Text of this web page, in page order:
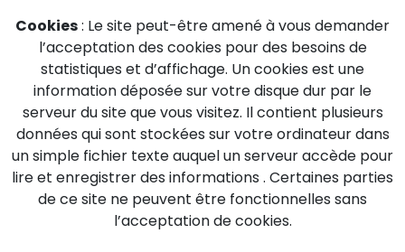
Cookies: Le site peut-être amené à vous demander
l’acceptation des cookies pour des besoins de
statistiques et d’affichage. Un cookies est une
information déposée sur votre disque dur par le
serveur du site que vous visitez. Il contient plusieurs
données qui sont stockées sur votre ordinateur dans
un simple fichier texte auquel un serveur accède pour
lire et enregistrer des informations . Certaines parties
de ce site ne peuvent être fonctionnelles sans
l’acceptation de cookies.